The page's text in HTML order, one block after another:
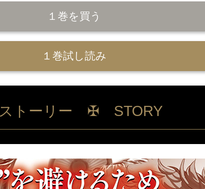
１巻を買う
１巻試し読み
ストーリー ✠ STORY